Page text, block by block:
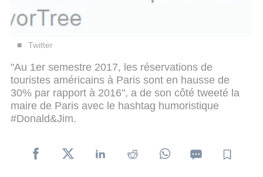
Twitter
"Au 1er semestre 2017, les réservations de
touristes américains à Paris sont en hausse de
30% par rapport à 2016", a de son côté tweeté la
maire de Paris avec le hashtag humoristique
#Donald&Jim.